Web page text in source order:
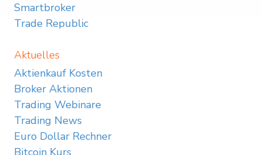
Smartbroker
Trade Republic
Aktuelles
Aktienkauf Kosten
Broker Aktionen
Trading Webinare
Trading News
Euro Dollar Rechner